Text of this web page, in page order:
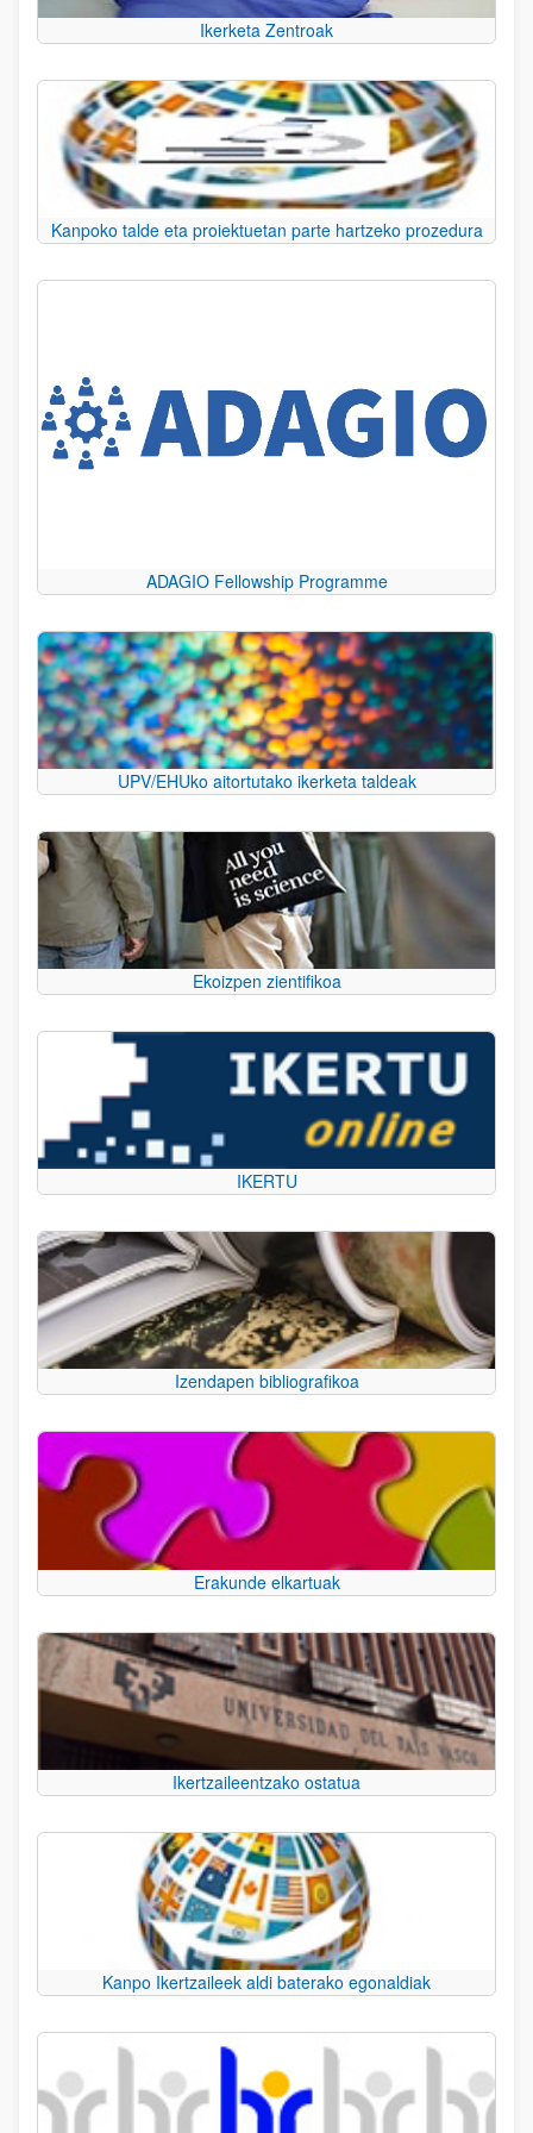
Ikerketa Zentroak
Kanpoko talde eta proiektuetan parte hartzeko prozedura
ADAGIO Fellowship Programme
UPV/EHUko aitortutako ikerketa taldeak
Ekoizpen zientifikoa
IKERTU
Izendapen bibliografikoa
Erakunde elkartuak
Ikertzaileentzako ostatua
Kanpo Ikertzaileek aldi baterako egonaldiak